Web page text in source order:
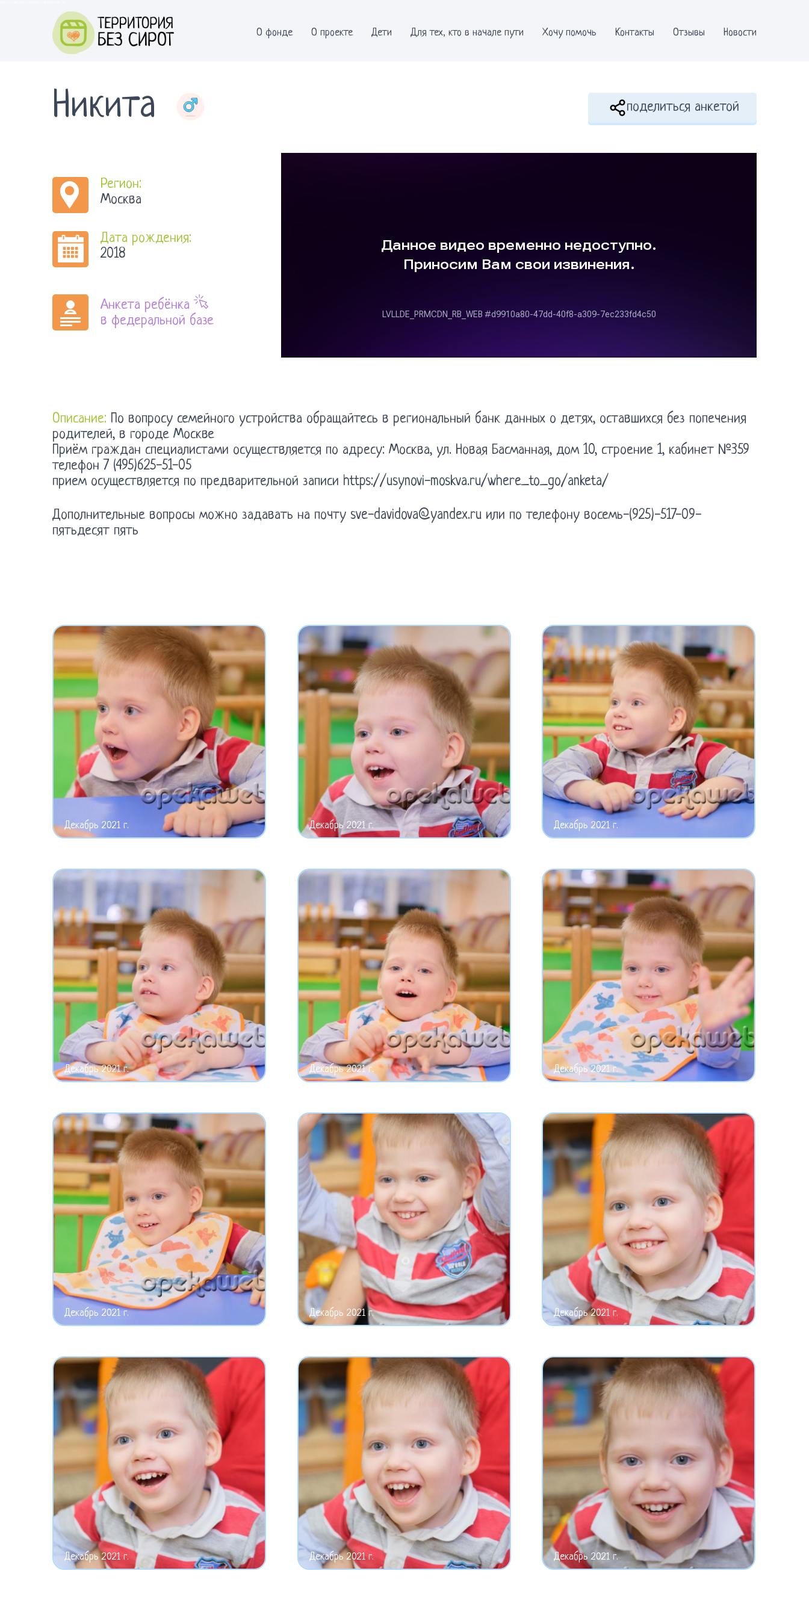
О фонде О проекте Дети Для тех, кто в начале пути Хочу помочь Контакты Отзывы Новости
Никита
Регион:
Москва
Дата рождения:
2018
Анкета ребёнка
в федеральной базе
Описание: По вопросу семейного устройства обращайтесь в региональный банк данных о детях, оставшихся без попечения
родителей, в городе Москве
Приём граждан специалистами осуществляется по адресу: Москва, ул. Новая Басманная, дом 10, строение 1, кабинет №359
телефон 7 (495)625-51-05
прием осуществляется по предварительной записи https://usynovi-moskva.ru/where_to_go/anketa/
Дополнительные вопросы можно задавать на почту sve-davidova@yandex.ru или по телефону восемь-(925)-517-09-
пятьдесят пять
Декабрь 2021 г. Декабрь 2021 г. Декабрь 2021 г.
Декабрь 2021 г. Декабрь 2021 г. Декабрь 2021 г.
Декабрь 2021 г. Декабрь 2021 г. Декабрь 2021 г.
Декабрь 2021 г. Декабрь 2021 г. Декабрь 2021 г.